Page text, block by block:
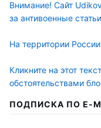
Внимание! Сайт
за антивоенные статьи
На территории
Кликните на этот
обстоятельствами
ПОДПИСКА ПО E-